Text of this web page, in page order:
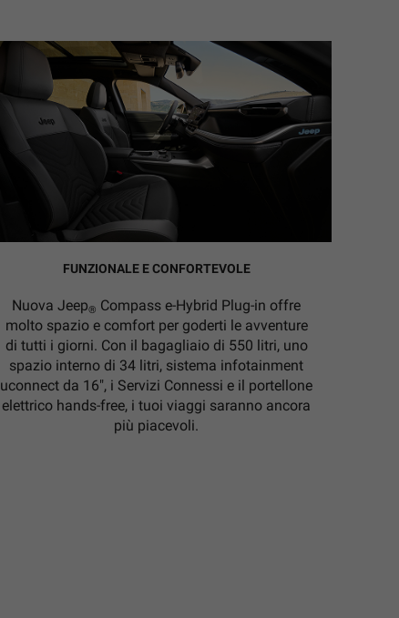
FUNZIONALE E CONFORTEVOLE
Nuova Jeep® Compass e-Hybrid Plug-in offre
molto spazio e comfort per goderti le avventure
di tutti i giorni. Con il bagagliaio di 550 litri, uno
spazio interno di 34 litri, sistema infotainment
uconnect da 16", i Servizi Connessi e il portellone
elettrico hands-free, i tuoi viaggi saranno ancora
più piacevoli.